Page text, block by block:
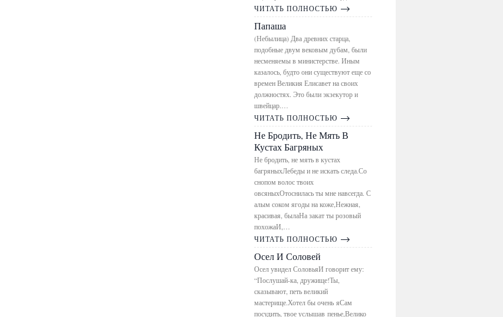
ЧИТАТЬ ПОЛНОСТЬЮ
Папаша
(Небылица) Два древних старца,
подобные двум вековым дубам, были
несменяемы в министерстве. Иным
казалось, будто они существуют еще со
времен Великия Елисавет на своих
должностях. Это были экзекутор и
швейцар.…
ЧИТАТЬ ПОЛНОСТЬЮ
Не Бродить, Не Мять В
Кустах Багряных
Не бродить, не мять в кустах
багряныхЛебеды и не искать следа.Со
снопом волос твоих
овсяныхОтоснилась ты мне навсегда. С
алым соком ягоды на коже,Нежная,
красивая, былаНа закат ты розовый
похожаИ,…
ЧИТАТЬ ПОЛНОСТЬЮ
Осел И Соловей
Осел увидел СоловьяИ говорит ему:
“Послушай-ка, дружище!Ты,
сказывают, петь великий
мастерище.Хотел бы очень яСам
посудить, твое услышав пенье,Велико